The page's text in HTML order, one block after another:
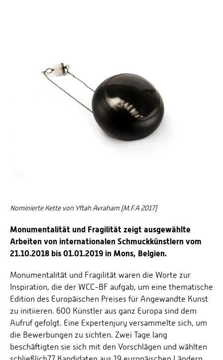
Nominierte Kette von Yftah Avraham (M.F.A 2017)
Monumentalität und Fragilität zeigt ausgewählte
Arbeiten von internationalen Schmuckkünstlern vom
21.10.2018 bis 01.01.2019 in Mons, Belgien.
Monumentalität und Fragilität waren die Worte zur
Inspiration, die der WCC-BF aufgab, um eine thematische
Edition des Europäischen Preises für Angewandte Kunst
zu initiieren. 600 Künstler aus ganz Europa sind dem
Aufruf gefolgt. Eine Expertenjury versammelte sich, um
die Bewerbungen zu sichten. Zwei Tage lang
beschäftigten sie sich mit den Vorschlägen und wählten